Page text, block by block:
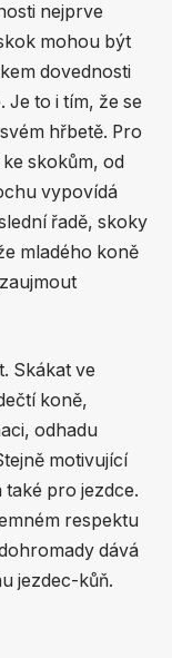
nejprve
mohou být
dovednosti
Je to i tím, že se
hřbetě. Pro
skokům, od
vypovídá
řadě, skoky
mladého koně
Skákat ve
koně,
odhadu
motivující
pro jezdce.
respektu
dává
jezdec-kůň.